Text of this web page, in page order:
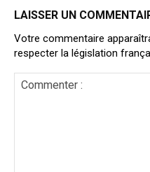
LAISSER UN
Votre commentaire
respecter la législation